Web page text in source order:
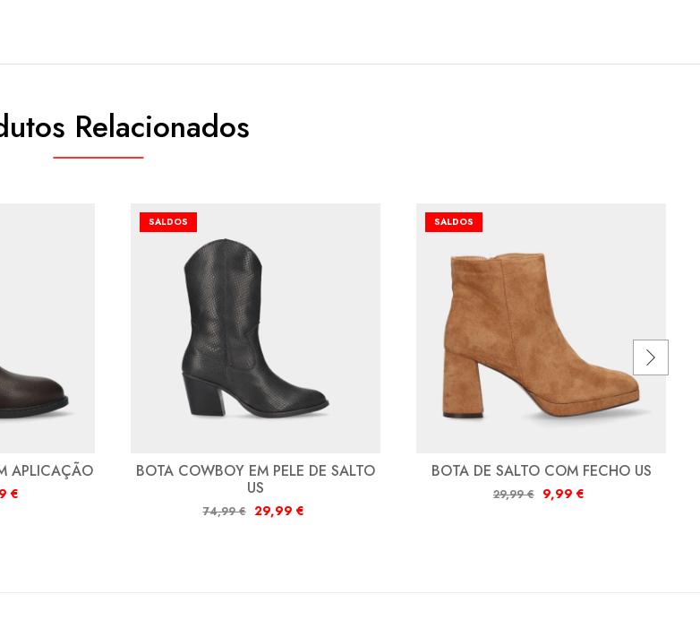
Relacionados
APLICAÇÃO
€
SALDOS
BOTA COWBOY EM PELE DE SALTO
US
74,99€ 29,99 €
SALDOS
BOTA DE SALTO COM FECHO US
29,99€ 9,99 €